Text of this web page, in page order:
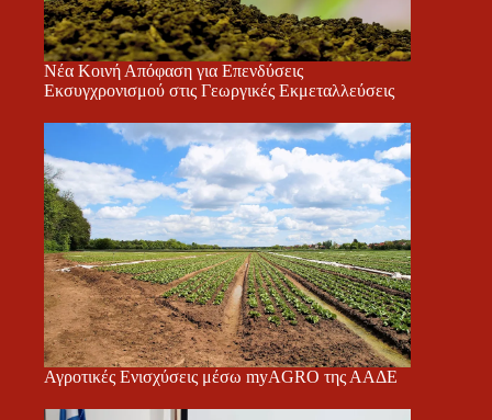
Νέα Κοινή Απόφαση για Επενδύσεις
Εκσυγχρονισμού στις Γεωργικές Εκμεταλλεύσεις
Αγροτικές Ενισχύσεις μέσω myAGRO της ΑΑΔΕ